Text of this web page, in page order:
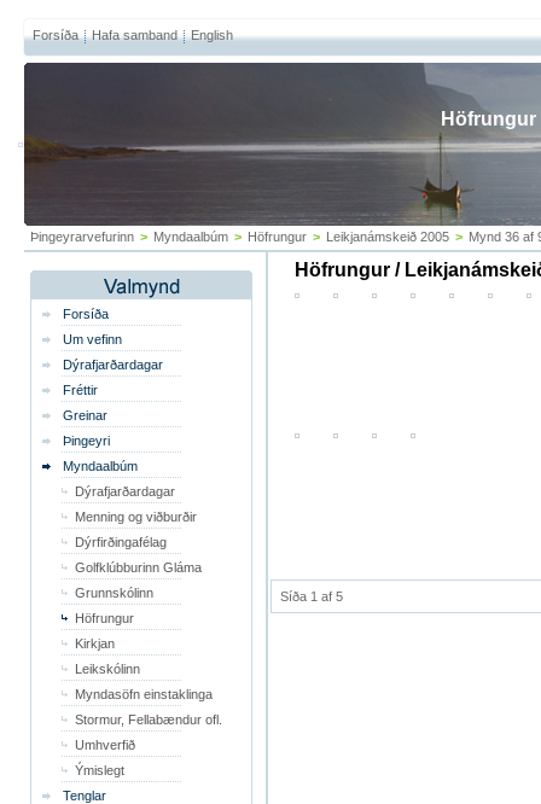
Forsíða Hafa samband English
Þingeyrarvefurinn > Myndaalbúm > Höfrungur > Leikjanámskeið 2005 > Mynd 36 af
Forsíða
Um vefinn
Dýrafjarðardagar
Fréttir
Greinar
Þingeyri
Myndaalbúm
Dýrafjarðardagar
Menning og viðburðir
Dýrfirðingafélag
Golfklúbburinn Gláma
Grunnskólinn
Höfrungur
Kirkjan
Leikskólinn
Myndasöfn einstaklinga
Stormur, Fellabændur ofl.
Umhverfið
Ýmislegt
Tenglar
Höfrungur /
Síða 1 af 5
Höfrungur